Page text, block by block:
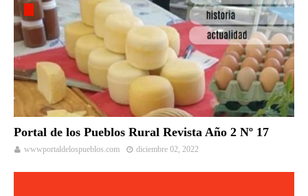
Portal de los Pueblos Rural Revista Año 2 Nº 17
wwwportaldelospueblos.com diciembre 02, 2022